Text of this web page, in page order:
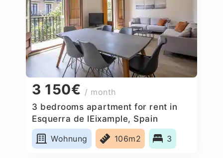
3 150€ / month
3 bedrooms apartment for rent in
Esquerra de lEixample, Spain
Wohnung
106m2 3